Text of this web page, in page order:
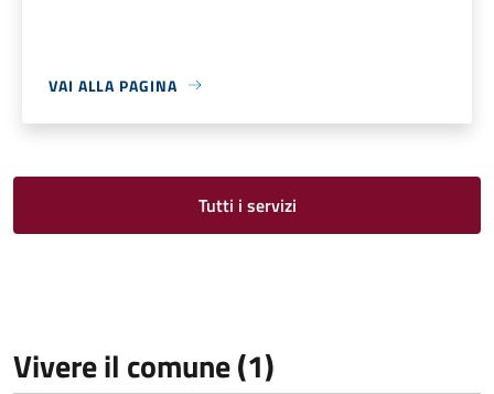
VAI ALLA PAGINA
Tutti i servizi
Vivere il comune (1)